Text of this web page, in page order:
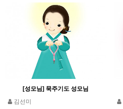
[성모님] 묵주기도 성모님
김선미